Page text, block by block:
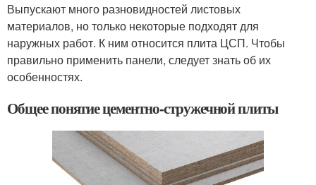
Выпускают много разновидностей листовых
материалов, но только некоторые подходят для
наружных работ. К ним относится плита ЦСП. Чтобы
правильно применить панели, следует знать об их
особенностях.
Общее понятие цементно-стружечной плиты